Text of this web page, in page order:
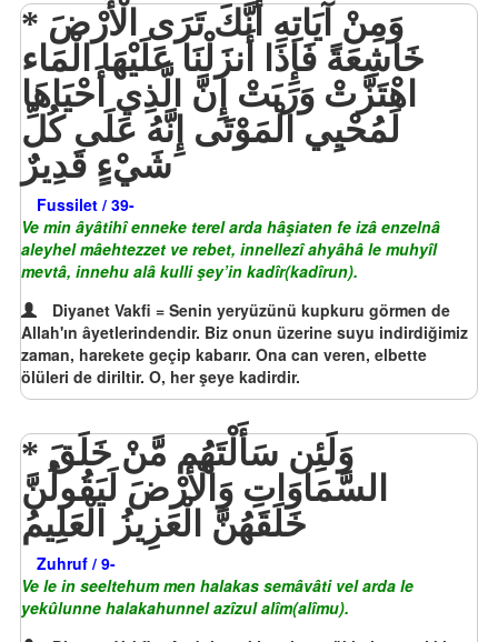
خَاشِعَةً فَإِذَا أَنزَلْنَا عَلَيْهَا الْمَاء
اهْتَزَّتْ وَرَبَتْ إِنَّ الَّذِي أَحْيَاهَا
لَمُحْيِي الْمَوْتَى إِنَّهُ عَلَى كُلِّ
شَيْءٍ قَدِيرٌ
Fussilet / 39-
Ve min âyâtihî enneke terel arda hâşiaten fe izâ enzelnâ
aleyhel mâehtezzet ve rebet, innellezî ahyâhâ le muhyîl
mevtâ, innehu alâ kulli şey’in kadîr(kadîrun).
Diyanet Vakfi = Senin yeryüzünü kupkuru görmen de
Allah'ın âyetlerindendir. Biz onun üzerine suyu indirdiğimiz
zaman, harekete geçip kabarır. Ona can veren, elbette
ölüleri de diriltir. O, her şeye kadirdir.
السَّمَاوَاتِ وَالْأَرْضَ لَيَقُولُنَّ
خَلَقَهُنَّ الْعَزِيزُ الْعَلِيمُ
Zuhruf / 9-
Ve le in seeltehum men halakas semâvâti vel arda le
yekûlunne halakahunnel azîzul alîm(alîmu).